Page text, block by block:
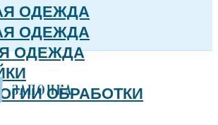
ОДЕЖДА
ОДЕЖДА
ОДЕЖДА
ОБРАБОТКИ